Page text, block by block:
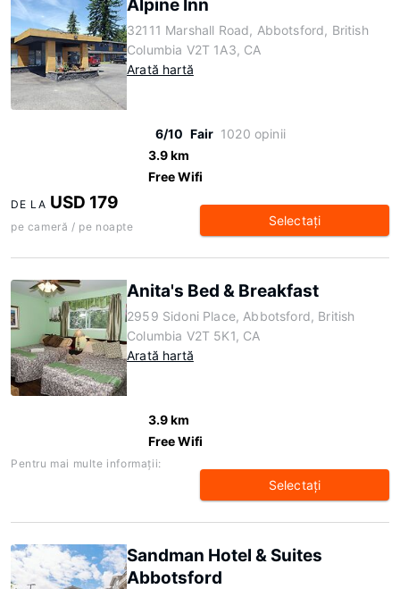
Alpine Inn
32111 Marshall Road, Abbotsford, British
Columbia V2T 1A3, CA
Arată hartă
6/10 Fair 1020 opinii
3.9 km
Free Wifi
DE LA USD 179
pe cameră / pe noapte Selectaţi
Anita's Bed & Breakfast
2959 Sidoni Place, Abbotsford, British
Columbia V2T 5K1, CA
Arată hartă
3.9 km
Free Wifi
Pentru mai multe informaţii:
Selectaţi
Sandman Hotel & Suites
Abbotsford